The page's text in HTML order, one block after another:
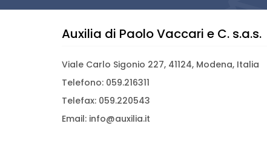
Auxilia di Paolo Vaccari e C. s.a.s.
Viale Carlo Sigonio 227, 41124, Modena, Italia
Telefono: 059.216311
Telefax: 059.220543
Email: info@auxilia.it